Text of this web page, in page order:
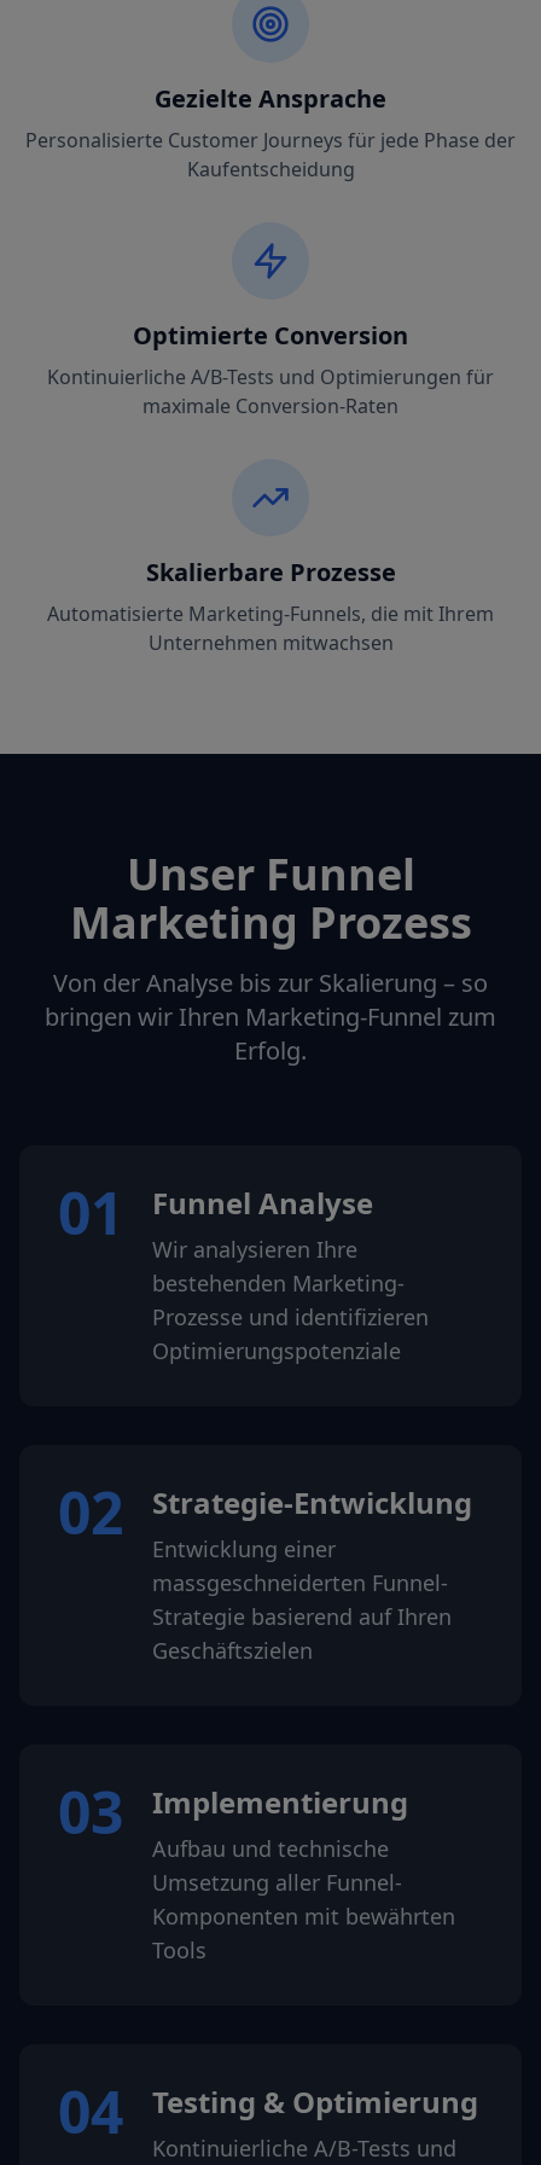
Gezielte Ansprache
Personalisierte Customer Journeys für jede Phase der
Kaufentscheidung
Optimierte Conversion
Kontinuierliche A/B-Tests und Optimierungen für
maximale Conversion-Raten
Skalierbare Prozesse
Automatisierte Marketing-Funnels, die mit Ihrem
Unternehmen mitwachsen
Unser Funnel
Marketing Prozess
Von der Analyse bis zur Skalierung – so
bringen wir Ihren Marketing-Funnel zum
Erfolg.
01 Funnel Analyse
Wir analysieren Ihre
bestehenden Marketing-
Prozesse und identifizieren
Optimierungspotenziale
02 Strategie-Entwicklung
Entwicklung einer
massgeschneiderten Funnel-
Strategie basierend auf Ihren
Geschäftszielen
03 Implementierung
Aufbau und technische
Umsetzung aller Funnel-
Komponenten mit bewährten
Tools
04 Testing & Optimierung
Kontinuierliche A/B-Tests und